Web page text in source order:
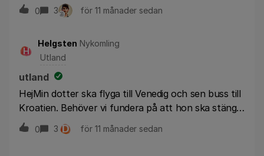
bank has done everything they could at their end,
resetting everything, please have a look at Tre side
0 3 för 11 månader sedan
H
Helgsten Nykomling
Utland
utland
HejMin dotter ska flyga till Venedig och sen buss till
Kroatien. Behöver vi fundera på att hon ska stänga
av data på vägen?
0 3 D för 11 månader sedan